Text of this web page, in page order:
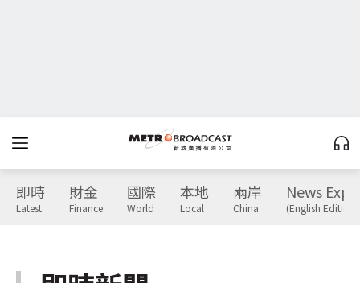
即時
Latest
財金
Finance
國際
World
本地
Local
兩岸
China
News
(English Edition)